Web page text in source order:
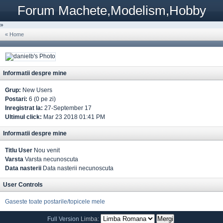
Forum Machete,Modelism,Hobby
»
« Home
Informatii despre mine
Grup: New Users
Postari: 6 (0 pe zi)
Inregistrat la: 27-September 17
Ultimul click: Mar 23 2018 01:41 PM
Informatii despre mine
Titlu User Nou venit
Varsta Varsta necunoscuta
Data nasterii Data nasterii necunoscuta
User Controls
Gaseste toate postarile/topicele mele
Full Version Limba: